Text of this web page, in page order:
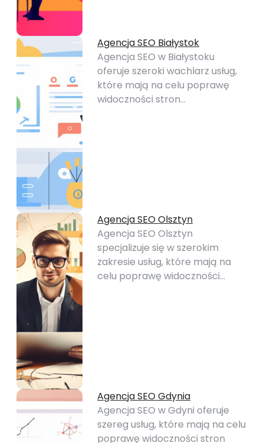
Agencja SEO Białystok
Agencja SEO w Białystoku
oferuje szeroki wachlarz usług,
które mają na celu poprawę
widoczności stron…
Agencja SEO Olsztyn
Agencja SEO Olsztyn
specjalizuje się w szerokim
zakresie usług, które mają na
celu poprawę widoczności…
Agencja SEO Gdynia
Agencja SEO w Gdyni oferuje
szereg usług, które mają na celu
poprawę widoczności stron